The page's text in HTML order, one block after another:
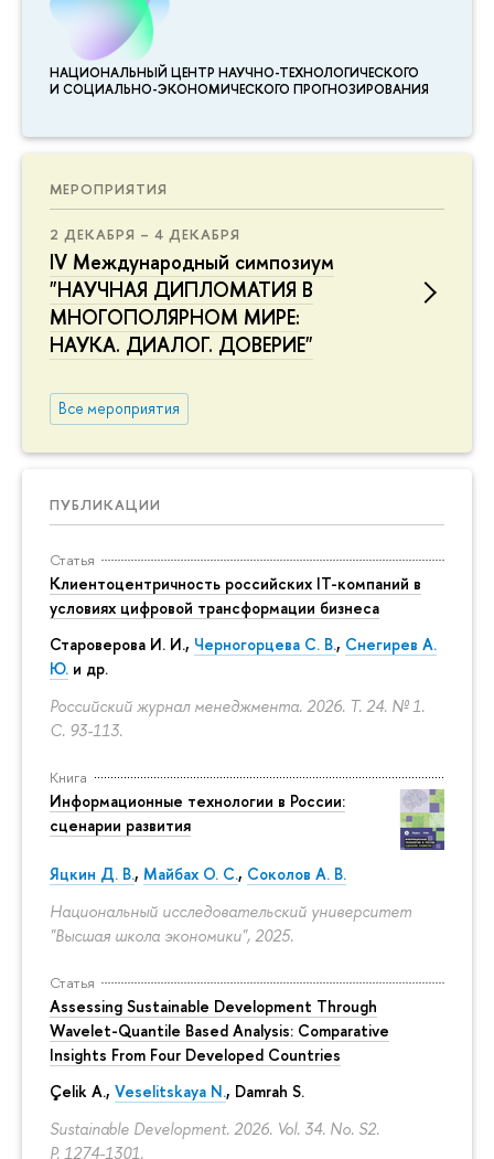
НАЦИОНАЛЬНЫЙ ЦЕНТР НАУЧНО-ТЕХНОЛОГИЧЕСКОГО
И СОЦИАЛЬНО-ЭКОНОМИЧЕСКОГО ПРОГНОЗИРОВАНИЯ
МЕРОПРИЯТИЯ
2 ДЕКАБРЯ – 4 ДЕКАБРЯ
IV Международный симпозиум
"НАУЧНАЯ ДИПЛОМАТИЯ В
МНОГОПОЛЯРНОМ МИРЕ:
НАУКА. ДИАЛОГ. ДОВЕРИЕ"
Все мероприятия
ПУБЛИКАЦИИ
Статья
Клиентоцентричность российских IT-компаний в
условиях цифровой трансформации бизнеса
Староверова И. И., Черногорцева С. В., Снегирев А.
Ю. и др.
Российский журнал менеджмента. 2026. Т. 24. № 1.
С. 93-113.
Книга
Информационные технологии в России:
сценарии развития
Яцкин Д. В., Майбах О. С., Соколов А. В.
Национальный исследовательский университет
"Высшая школа экономики", 2025.
Статья
Assessing Sustainable Development Through
Wavelet-Quantile Based Analysis: Comparative
Insights From Four Developed Countries
Çelik A., Veselitskaya N., Damrah S.
Sustainable Development. 2026. Vol. 34. No. S2.
P. 1274-1301.